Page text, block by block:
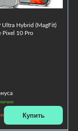
Ultra Hybrid (MagFit)
Pixel 10 Pro
Купить